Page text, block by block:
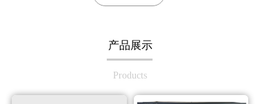
产品展示
Products